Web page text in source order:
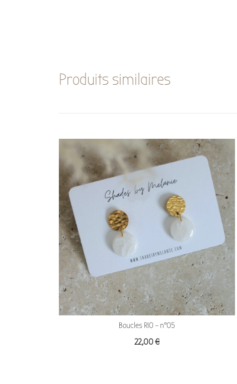
Produits similaires
Boucles RIO – n°05
22,00€